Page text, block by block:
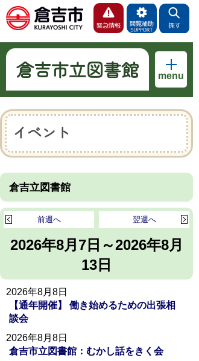
倉吉市立図書館 menu
イベント
倉吉立図書館
2026年8月7日～2026年8月
13日
翌週へ
前週へ
2026年8月8日
【通年開催】 働き始めるための出張相
談会
2026年8月8日
倉吉市立図書館：むかし話をきく会